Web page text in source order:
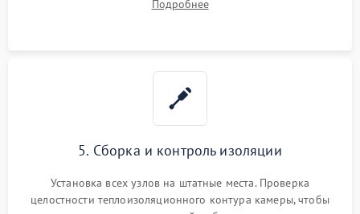
выгоревших реле, восстановление контактов и замена
Подробнее
5. Сборка и контроль изоляции
Установка всех узлов на штатные места. Проверка
целостности теплоизоляционного контура камеры, чтобы